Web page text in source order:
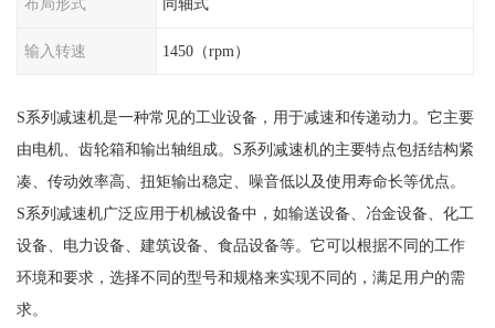
输入转速 1450（rpm）
S系列减速机是一种常见的工业设备，用于减速和传递动力。它主要
由电机、齿轮箱和输出轴组成。S系列减速机的主要特点包括结构紧
凑、传动效率高、扭矩输出稳定、噪音低以及使用寿命长等优点。
S系列减速机广泛应用于机械设备中，如输送设备、冶金设备、化工
设备、电力设备、建筑设备、食品设备等。它可以根据不同的工作
环境和要求，选择不同的型号和规格来实现不同的，满足用户的需
求。